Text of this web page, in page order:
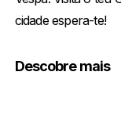
cidade espera-te!
Descobre mais